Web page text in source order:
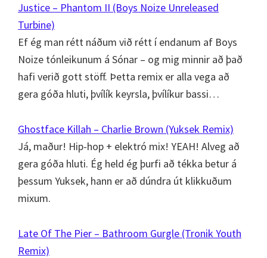
Justice – Phantom II (Boys Noize Unreleased
Turbine)
Ef ég man rétt náðum við rétt í endanum af Boys
Noize tónleikunum á Sónar – og mig minnir að það
hafi verið gott stöff. Þetta remix er alla vega að
gera góða hluti, þvílík keyrsla, þvílíkur bassi…
Ghostface Killah – Charlie Brown (Yuksek Remix)
Já, maður! Hip-hop + elektró mix! YEAH! Alveg að
gera góða hluti. Ég held ég þurfi að tékka betur á
þessum Yuksek, hann er að dúndra út klikkuðum
mixum.
Late Of The Pier – Bathroom Gurgle (Tronik Youth
Remix)